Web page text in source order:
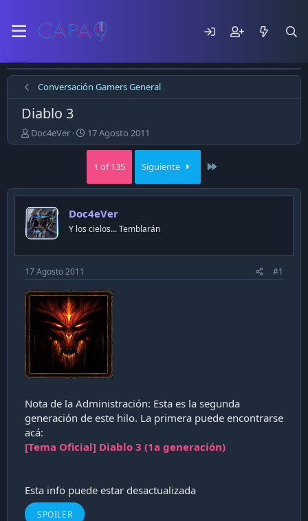
Conversación Gamers General
Diablo 3
E
m
ó
e
l
t
e
m
a
Doc4eVer
F
e
a
d
p
u
l
c
a
c
i
ó
n
17 Agosto 2011
1 of 135 Siguiente
Doc4eVer
Y los cielos... Temblarán
17 Agosto 2011 #1
Nota de la Administración: Esta es la segunda
generación de este hilo. La primera puede encontrarse
acá:
[Tema Oficial] Diablo 3 (1a generación)
Esta info puede estar desactualizada
SPOILER